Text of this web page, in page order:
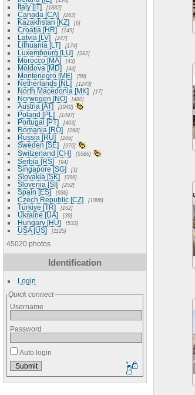
Italy [IT] 1882
Canada [CA] 263
Kazakhstan [KZ] 6
Croatia [HR] 149
Latvia [LV] 247
Lithuania [LT] 174
Luxembourg [LU] 282
Morocco [MA] 43
Moldova [MD] 44
Montenegro [ME] 58
Netherlands [NL] 1243
North Macedonia [MK] 17
Norwegen [NO] 480
Austria [AT] 1942
Poland [PL] 1497
Portugal [PT] 403
Romania [RO] 268
Russia [RU] 206
Sweden [SE] 976
Switzerland [CH] 5586
Serbia [RS] 94
Singapore [SG] 1
Slovakia [SK] 396
Slovenia [SI] 252
Spain [ES] 936
Czech Republic [CZ] 1086
Türkiye [TR] 162
Ukraine [UA] 39
Hungary [HU] 533
USA [US] 1125
45020 photos
Identification
Login
Quick connect
Username
Password
Auto login